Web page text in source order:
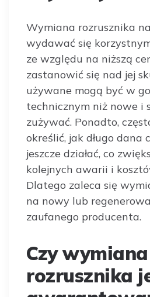
Wymiana rozrusznika
wydawać się
ze względu na niższą
zastanowić się nad jej
używane mogą być w
technicznym niż nowe i
zużywać. Ponadto,
określić, jak długo dana
jeszcze działać, co
kolejnych awarii i
Dlatego zaleca się
na nowy lub
zaufanego producenta.
Czy wymiana
rozrusznika